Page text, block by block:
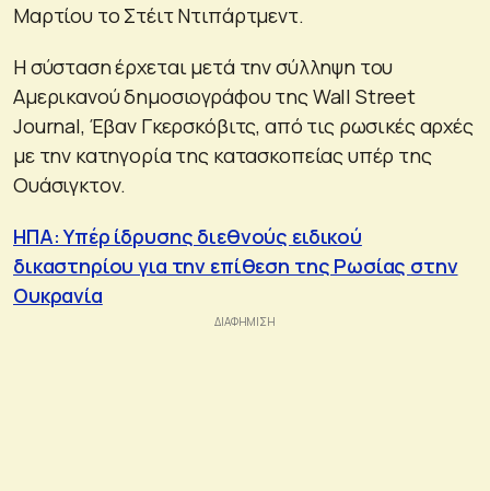
Μαρτίου το Στέιτ Ντιπάρτμεντ.
Η σύσταση έρχεται μετά την σύλληψη του
Αμερικανού δημοσιογράφου της Wall Street
Journal, Έβαν Γκερσκόβιτς, από τις ρωσικές αρχές
με την κατηγορία της κατασκοπείας υπέρ της
Ουάσιγκτον.
ΗΠΑ: Υπέρ ίδρυσης διεθνούς ειδικού
δικαστηρίου για την επίθεση της Ρωσίας στην
Ουκρανία